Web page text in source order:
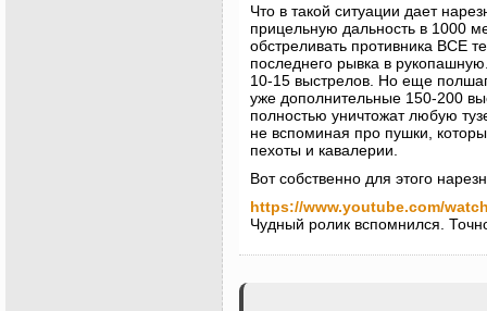
Что в такой ситуации дает
прицельную дальность в 1000
обстреливать противника ВСЕ
последнего рывка в
10-15 выстрелов. Но еще
уже дополнительные 150-200
полностью уничтожат любую
не вспоминая про пушки,
пехоты и кавалерии.
Вот собственно для этого
https://www.youtube.com/
Чудный ролик вспомнился.